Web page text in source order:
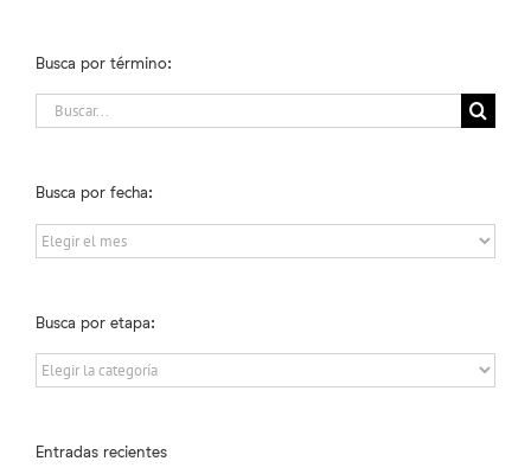
Busca por término:
Buscar:
Busca por fecha:
Busca
por
Busca por etapa:
Busca
por
Entradas recientes